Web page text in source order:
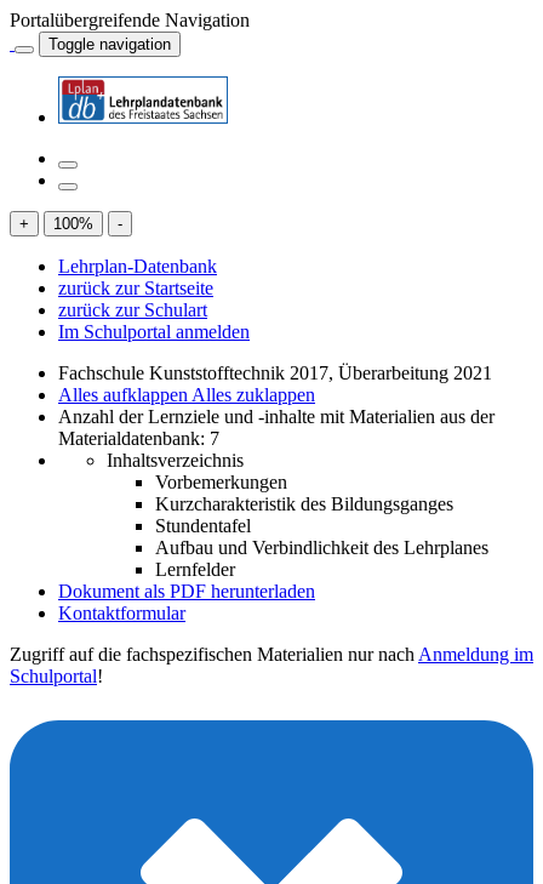
Portalübergreifende Navigation
Toggle navigation
+ 100% -
Lehrplan-Datenbank
zurück zur Startseite
zurück zur Schulart
Im Schulportal anmelden
Fachschule Kunststofftechnik 2017, Überarbeitung 2021
Alles aufklappen Alles zuklappen
Anzahl der Lernziele und -inhalte mit Materialien aus der
Materialdatenbank: 7
Inhaltsverzeichnis
Vorbemerkungen
Kurzcharakteristik des Bildungsganges
Stundentafel
Aufbau und Verbindlichkeit des Lehrplanes
Lernfelder
Dokument als PDF herunterladen
Kontaktformular
Zugriff auf die fachspezifischen Materialien nur nach Anmeldung im
Schulportal!